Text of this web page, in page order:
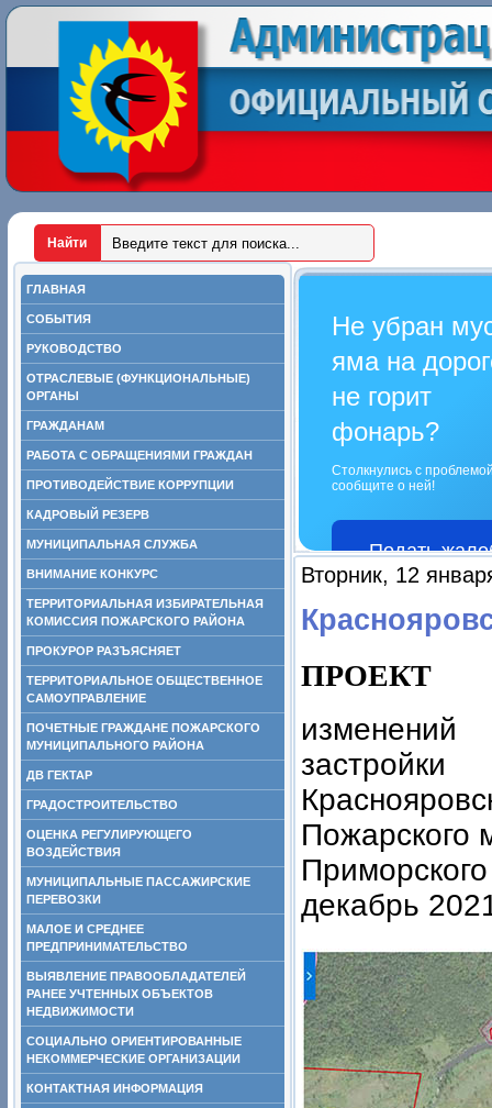
ГЛАВНАЯ
СОБЫТИЯ
РУКОВОДСТВО
ОТРАСЛЕВЫЕ (ФУНКЦИОНАЛЬНЫЕ)
ОРГАНЫ
ГРАЖДАНАМ
РАБОТА С ОБРАЩЕНИЯМИ ГРАЖДАН
ПРОТИВОДЕЙСТВИЕ КОРРУПЦИИ
КАДРОВЫЙ РЕЗЕРВ
МУНИЦИПАЛЬНАЯ СЛУЖБА
ВНИМАНИЕ КОНКУРС
ТЕРРИТОРИАЛЬНАЯ ИЗБИРАТЕЛЬНАЯ
КОМИССИЯ ПОЖАРСКОГО РАЙОНА
ПРОКУРОР РАЗЪЯСНЯЕТ
ТЕРРИТОРИАЛЬНОЕ ОБЩЕСТВЕННОЕ
САМОУПРАВЛЕНИЕ
ПОЧЕТНЫЕ ГРАЖДАНЕ ПОЖАРСКОГО
МУНИЦИПАЛЬНОГО РАЙОНА
ДВ ГЕКТАР
ГРАДОСТРОИТЕЛЬСТВО
ОЦЕНКА РЕГУЛИРУЮЩЕГО
ВОЗДЕЙСТВИЯ
МУНИЦИПАЛЬНЫЕ ПАССАЖИРСКИЕ
ПЕРЕВОЗКИ
МАЛОЕ И СРЕДНЕЕ
ПРЕДПРИНИМАТЕЛЬСТВО
ВЫЯВЛЕНИЕ ПРАВООБЛАДАТЕЛЕЙ
РАНЕЕ УЧТЕННЫХ ОБЪЕКТОВ
НЕДВИЖИМОСТИ
СОЦИАЛЬНО ОРИЕНТИРОВАННЫЕ
НЕКОММЕРЧЕСКИЕ ОРГАНИЗАЦИИ
КОНТАКТНАЯ ИНФОРМАЦИЯ
Не убран
яма на
не горит
фонарь?
Столкнулись с
сообщите о ней!
Подать
Вторник, 12
ПРОЕКТ
застройки
Пожарского
декабрь